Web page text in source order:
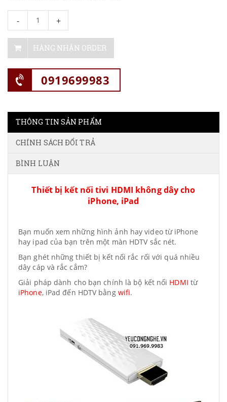
- +
HÀNG NHẬN ORDER
0919699983
THÔNG TIN SẢN PHẨM
CHÍNH SÁCH ĐỔI TRẢ
BÌNH LUẬN
Thiết bị kết nối tivi HDMI không dây cho
iPhone, iPad
Bạn muốn xem những hình ảnh hay video từ iPhone
hay ipad của bạn trên một màn HDTV sắc nét.
Bạn ghét những thiết bị kết nối rắc rối với quá nhiều
dây cáp và rắc cắm?
Giải pháp dành cho bạn chính là bộ kết nối HDMI từ
iPhone, iPad đến HDTV bằng wifi.